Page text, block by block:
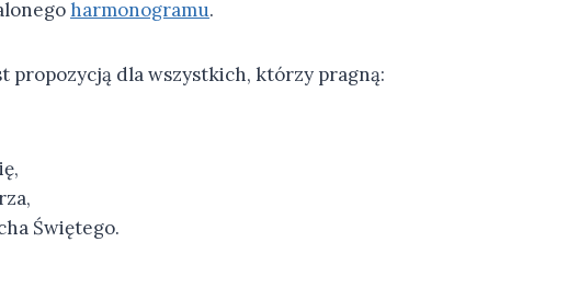
harmonogramu.
propozycją dla wszystkich, którzy pragną:
Świętego.